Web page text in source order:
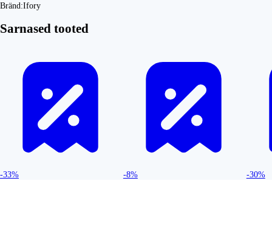
Bränd:Ifory
Sarnased tooted
-33% -8% -30%